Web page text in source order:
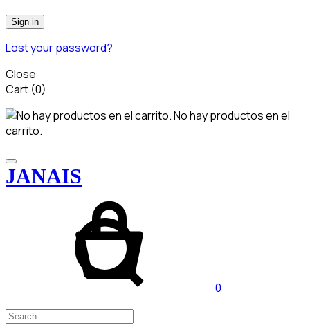
Sign in
Lost your password?
Close
Cart (0)
No hay productos en el
carrito.
JANAIS
0